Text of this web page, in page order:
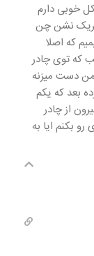
ساله تیپو هیکل خوبی دارم
نشن چن
که اصلا
که توی چادر
دست میزنه
بعد که یکم
از چادر
بکنم ایا به